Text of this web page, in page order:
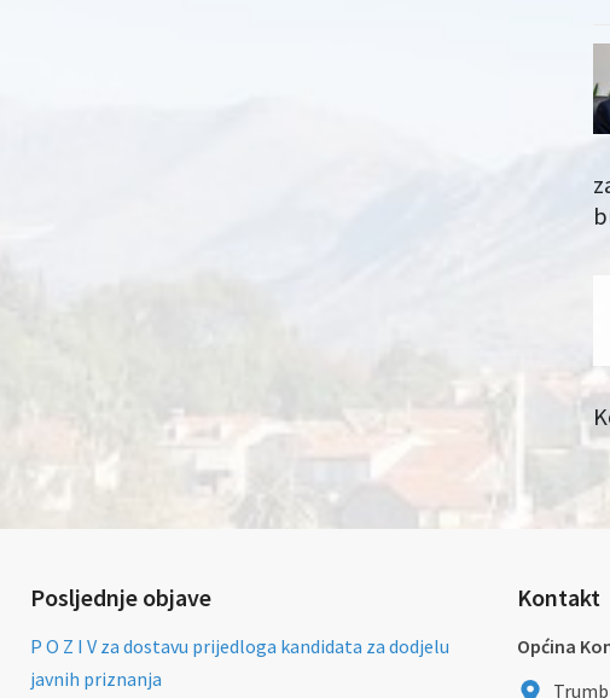
Posljednje objave
P O Z I V za dostavu prijedloga kandidata za dodjelu
javnih priznanja
Kontakt
Općina